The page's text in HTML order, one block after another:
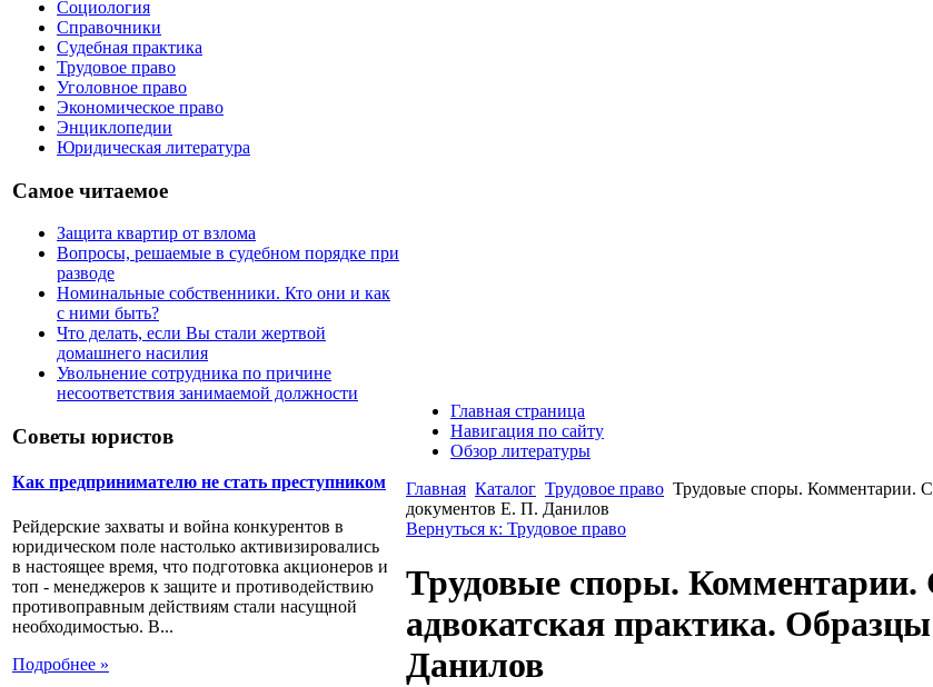
Социология
Справочники
Судебная практика
Трудовое право
Уголовное право
Экономическое право
Энциклопедии
Юридическая литература
Самое читаемое
Защита квартир от взлома
Вопросы, решаемые в судебном порядке при
разводе
Номинальные собственники. Кто они и как
с ними быть?
Что делать, если Вы стали жертвой
домашнего насилия
Увольнение сотрудника по причине
несоответствия занимаемой должности
Советы юристов
Как предпринимателю не стать преступником
Рейдерские захваты и война конкурентов в
юридическом поле настолько активизировались
в настоящее время, что подготовка акционеров и
топ - менеджеров к защите и противодействию
противоправным действиям стали насущной
необходимостью. В...
Подробнее »
Главная страница
Навигация по сайту
Обзор литературы
Главная Каталог Трудовое право Трудовые споры. Комментарии.
документов Е. П. Данилов
Вернуться к: Трудовое право
Трудовые споры. Комментарии.
адвокатская практика.
Данилов